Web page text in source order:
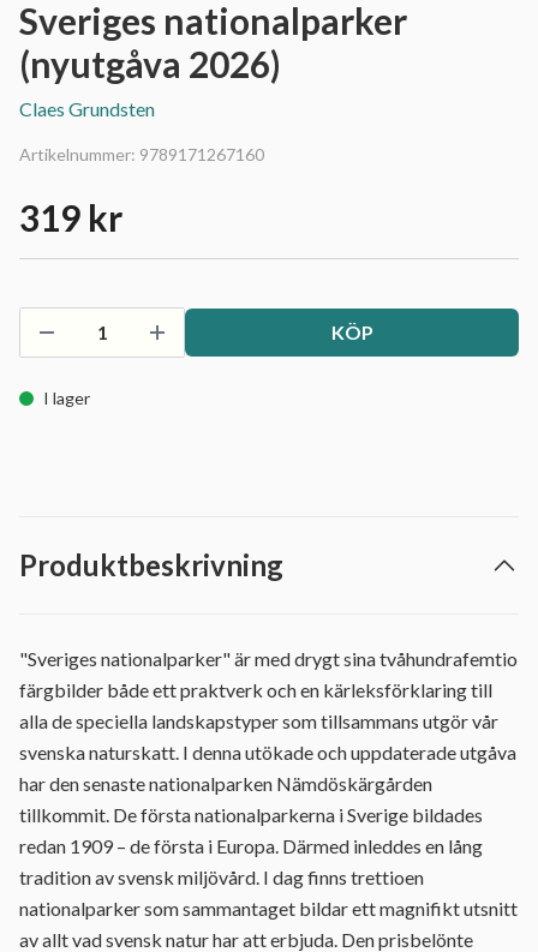
Sveriges nationalparker
(nyutgåva 2026)
Claes Grundsten
Artikelnummer: 9789171267160
319 kr
KÖP
I lager
Produktbeskrivning
"Sveriges nationalparker" är med drygt sina tvåhundrafemtio
färgbilder både ett praktverk och en kärleksförklaring till
alla de speciella landskapstyper som tillsammans utgör vår
svenska naturskatt. I denna utökade och uppdaterade utgåva
har den senaste nationalparken Nämdöskärgården
tillkommit. De första nationalparkerna i Sverige bildades
redan 1909 – de första i Europa. Därmed inleddes en lång
tradition av svensk miljövård. I dag finns trettioen
nationalparker som sammantaget bildar ett magnifikt utsnitt
av allt vad svensk natur har att erbjuda. Den prisbelönte